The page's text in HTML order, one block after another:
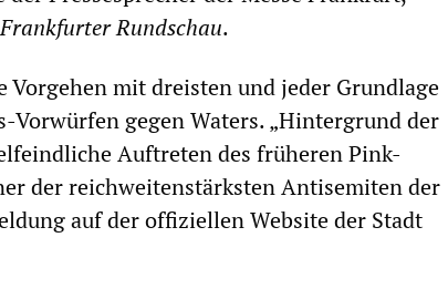
Frankfurter Rundschau.
Vorgehen mit dreisten und jeder Grundlage
gegen Waters. „Hintergrund der
Auftreten des früheren Pink-
der reichweitenstärksten Antisemiten der
auf der offiziellen Website der Stadt